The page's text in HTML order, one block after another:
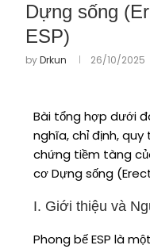
Dựng sống
ESP)
byDrkun 26/10/2025
Bài tổng hợp dưới
nghĩa, chỉ định,
chứng tiềm tàng
cơ Dựng sống
I. Giới thiệu và
Phong bế ESP là